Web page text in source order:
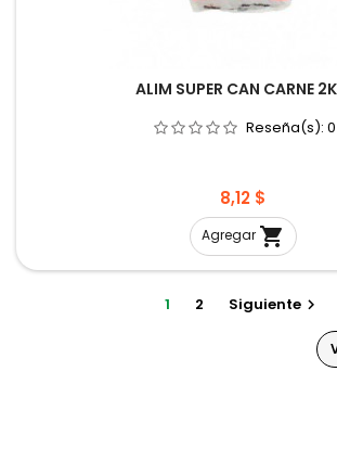
ALIM SUPER CAN CARNE
Reseña(s): 0
Precio
8,12 $
Agregar 
1 2 Siguiente 